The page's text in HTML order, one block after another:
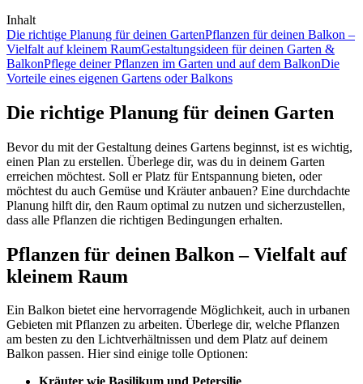
Inhalt
Die richtige Planung für deinen GartenPflanzen für deinen Balkon –
Vielfalt auf kleinem RaumGestaltungsideen für deinen Garten &
BalkonPflege deiner Pflanzen im Garten und auf dem BalkonDie
Vorteile eines eigenen Gartens oder Balkons
Die richtige Planung für deinen Garten
Bevor du mit der Gestaltung deines Gartens beginnst, ist es wichtig,
einen Plan zu erstellen. Überlege dir, was du in deinem Garten
erreichen möchtest. Soll er Platz für Entspannung bieten, oder
möchtest du auch Gemüse und Kräuter anbauen? Eine durchdachte
Planung hilft dir, den Raum optimal zu nutzen und sicherzustellen,
dass alle Pflanzen die richtigen Bedingungen erhalten.
Pflanzen für deinen Balkon – Vielfalt auf
kleinem Raum
Ein Balkon bietet eine hervorragende Möglichkeit, auch in urbanen
Gebieten mit Pflanzen zu arbeiten. Überlege dir, welche Pflanzen
am besten zu den Lichtverhältnissen und dem Platz auf deinem
Balkon passen. Hier sind einige tolle Optionen: